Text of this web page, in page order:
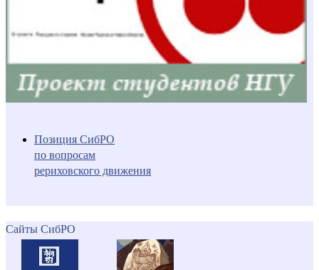
Позиция СибРО
по вопросам
рериховского движения
Сайты СибРО